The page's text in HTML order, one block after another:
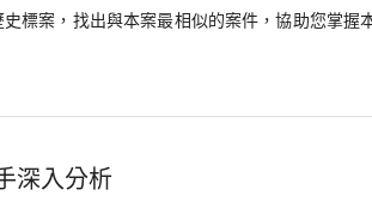
標案，找出與本案最相似的案件，協助您掌握
深入分析